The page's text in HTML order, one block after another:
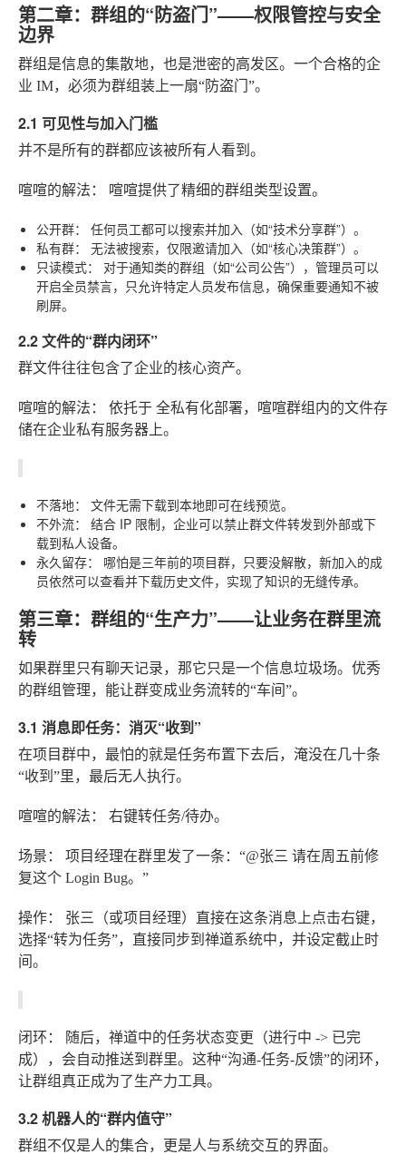
第二章：群组的“防盗门”——权限管控与安全
边界
群组是信息的集散地，也是泄密的高发区。一个合格的企
业 IM，必须为群组装上一扇“防盗门”。
2.1 可见性与加入门槛
并不是所有的群都应该被所有人看到。
喧喧的解法： 喧喧提供了精细的群组类型设置。
公开群：
任何员工都可以搜索并加入（如“技术分享群”）。
私有群：
无法被搜索，仅限邀请加入（如“核心决策群”）。
只读模式：
对于通知类的群组（如“公司公告”），管理员可以
开启全员禁言，只允许特定人员发布信息，确保重要通知不被
刷屏。
2.2 文件的“群内闭环”
群文件往往包含了企业的核心资产。
喧喧的解法： 依托于 全私有化部署，喧喧群组内的文件存
储在企业私有服务器上。
不落地：
文件无需下载到本地即可在线预览。
不外流：
结合 IP 限制，企业可以禁止群文件转发到外部或下
载到私人设备。
永久留存：
哪怕是三年前的项目群，只要没解散，新加入的成
员依然可以查看并下载历史文件，实现了知识的无缝传承。
第三章：群组的“生产力”——让业务在群里流
转
如果群里只有聊天记录，那它只是一个信息垃圾场。优秀
的群组管理，能让群变成业务流转的“车间”。
3.1 消息即任务：消灭“收到”
在项目群中，最怕的就是任务布置下去后，淹没在几十条
“收到”里，最后无人执行。
喧喧的解法： 右键转任务/待办。
场景：
项目经理在群里发了一条：“@张三 请在周五前修
复这个 Login Bug。”
操作：
张三（或项目经理）直接在这条消息上点击右键，
选择“转为任务”，直接同步到禅道系统中，并设定截止时
间。
闭环：
随后，禅道中的任务状态变更（进行中 -> 已完
成），会自动推送到群里。这种“沟通-任务-反馈”的闭环，
让群组真正成为了生产力工具。
3.2 机器人的“群内值守”
群组不仅是人的集合，更是人与系统交互的界面。